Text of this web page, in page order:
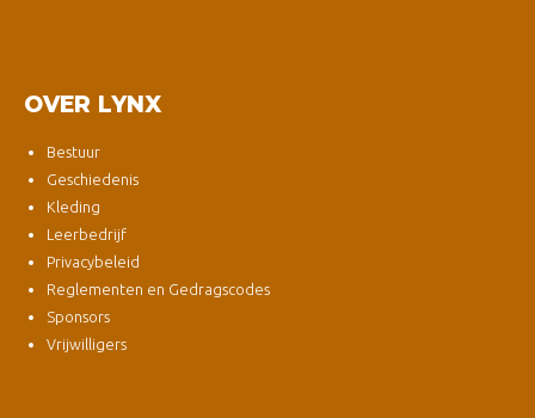
OVER LYNX
Bestuur
Geschiedenis
Kleding
Leerbedrijf
Privacybeleid
Reglementen en Gedragscodes
Sponsors
Vrijwilligers